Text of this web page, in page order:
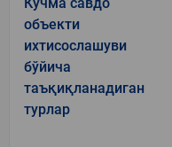
объекти
ихтисослашуви
бўйича
таъқиқланадиган
турлар